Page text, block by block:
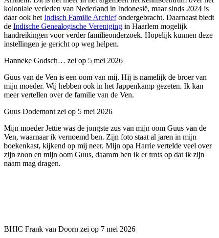
koloniale verleden van Nederland in Indonesië, maar sinds 2024 is
daar ook het Indisch Familie Archiefondergebracht. Daarnaast biedt
de Indische Genealogische Vereniging in Haarlem mogelijk
handreikingen voor verder familieonderzoek. Hopelijk kunnen deze
instellingen je gericht op weg helpen.
Hanneke Godsch… zei op 5 mei 2026
Guus van de Ven is een oom van mij. Hij is namelijk de broer van
mijn moeder. Wij hebben ook in het Jappenkamp gezeten. Ik kan
meer vertellen over de familie van de Ven.
Guus Dodemont zei op 5 mei 2026
Mijn moeder Jettie was de jongste zus van mijn oom Guus van de
Ven, waarnaar ik vernoemd ben. Zijn foto staat al jaren in mijn
boekenkast, kijkend op mij neer. Mijn opa Harrie vertelde veel over
zijn zoon en mijn oom Guus, daarom ben ik er trots op dat ik zijn
naam mag dragen.
BHIC Frank van Doorn zei op 7 mei 2026